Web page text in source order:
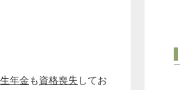
年金も資格喪失 してお